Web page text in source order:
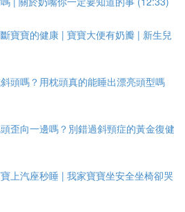
寶寶的健康 | 寶寶大便有奶瓣 | 新生兒
頭嗎？用枕頭真的能睡出漂亮頭型嗎
歪向一邊嗎？別錯過斜頸症的黃金復健
上汽座秒睡 | 我家寶寶坐安全坐椅卻哭